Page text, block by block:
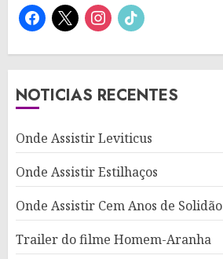
facebook
x instagram
tiktok
NOTICIAS RECENTES
Onde Assistir Leviticus
Onde Assistir Estilhaços
Onde Assistir Cem Anos de Solidão
Trailer do filme Homem-Aranha